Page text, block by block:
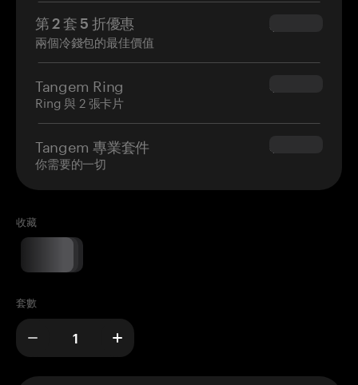
第 2 套 5 折優惠
兩個冷錢包的最佳價值
$34.95
Tangem Ring
Ring 與 2 張卡片
$160.00
Tangem 專業套件
你需要的一切
$180.00
收藏
套數